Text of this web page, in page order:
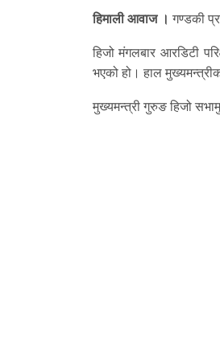
हिमाली आवाज । गण्डकी
हिजो मंगलबार आरडिटी
भएको हो। हाल
मुख्यमन्त्री गुरुङ हिजो